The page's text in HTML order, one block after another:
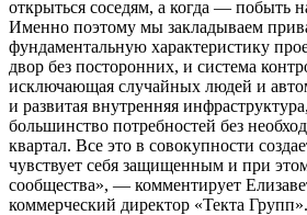
открыться соседям, а когда — побыть
Именно поэтому мы закладываем
фундаментальную характеристику
двор без посторонних, и система
исключающая случайных людей и
и развитая внутренняя
большинство потребностей без
квартал. Все это в совокупности
чувствует себя защищенным и при
сообщества», — комментирует
коммерческий директор «Текта Групп».